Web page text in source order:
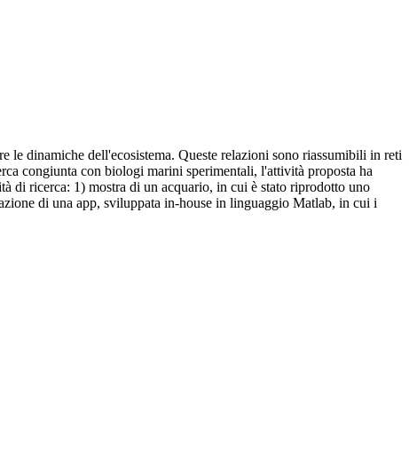
le dinamiche dell'ecosistema. Queste relazioni sono riassumibili in reti
congiunta con biologi marini sperimentali, l'attività proposta ha
di ricerca: 1) mostra di un acquario, in cui è stato riprodotto uno
di una app, sviluppata in-house in linguaggio Matlab, in cui i